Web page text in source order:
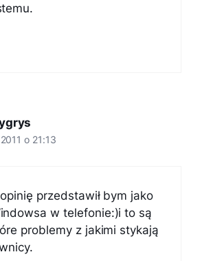
o 21:13
przedstawił bym jako
w telefonie:)i to są
problemy z jakimi stykają